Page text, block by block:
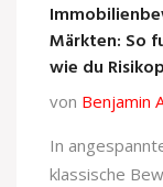
Märkten: So
wie du
von Benjamin
In
klassische